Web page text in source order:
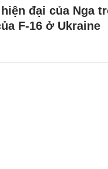
đại của Nga
F-16 ở Ukraine